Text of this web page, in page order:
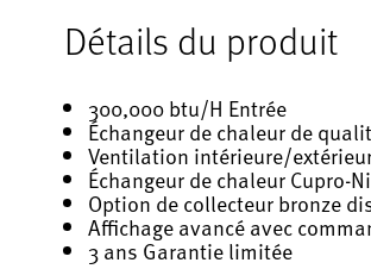
Détails du produit
300,000 btu/H Entrée
Échangeur de chaleur de
Ventilation intérieure/
Échangeur de chaleur Cupro-
Option de collecteur bronze
Affichage avancé avec
3 ans Garantie limitée